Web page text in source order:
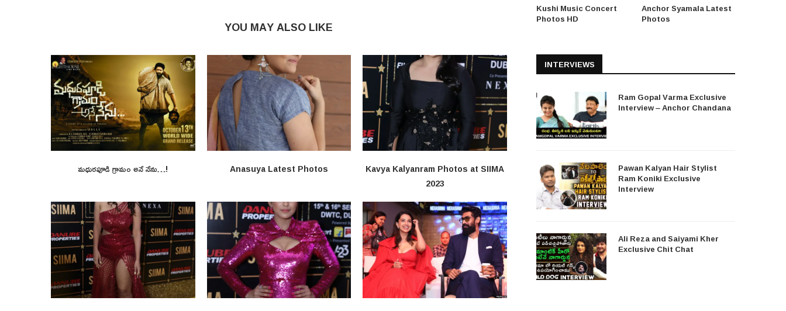
YOU MAY ALSO LIKE
మధురపూడి గ్రామం అనే నేను…! Anasuya Latest Photos
Kavya Kalyanram Photos at SIIMA
2023
Kushi Music Concert
Photos HD
Anchor Syamala Latest
Photos
INTERVIEWS
Ram Gopal Varma Exclusive
Interview – Anchor Chandana
Pawan Kalyan Hair Stylist
Ram Koniki Exclusive
Interview
Ali Reza and Saiyami Kher
Exclusive Chit Chat